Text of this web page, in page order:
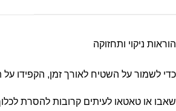
הוראות ניקוי ותחזוקה
כדי לשמור על השטיח לאורך זמן, הקפידו
שאבו או טאטאו לעיתים קרובות להסרת